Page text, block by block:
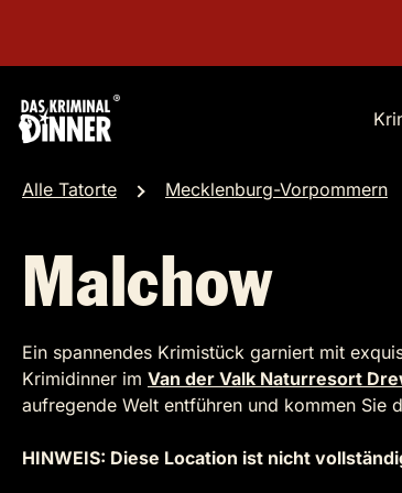
Alle Tatorte Mecklenburg-Vorpommern
Malchow
Ein spannendes Krimistück garniert mit
Krimidinner im Van der Valk Naturresort
aufregende Welt entführen und kommen Sie
HINWEIS: Diese Location ist nicht